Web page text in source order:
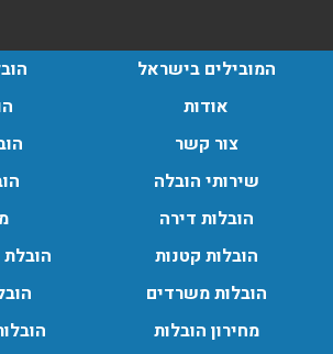
הובלות בתל אביב:
הובלות מנוף בגבעת שמואל:
שירותי הובלה עם מנוף בגבעת שמואל לכל
החל מהובלת תכולת דירה שלמה עם מנוף
עודכן לאחרונה: 24/02/2026, 10:42
המובילים בישראל
אודות
צור קשר
שירותי הובלה
הובלות דירה
הובלות קטנות
הובלות משרדים
מחירון הובלות